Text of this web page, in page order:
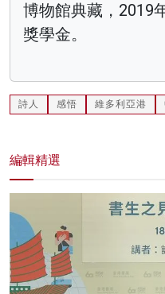
博物館典藏，2019
獎學金。
詩人 感悟 維多利亞港
編輯精選